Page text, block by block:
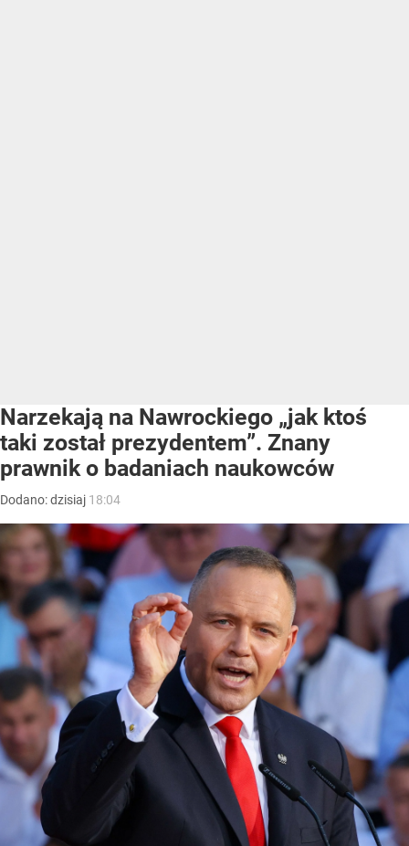
Narzekają na Nawrockiego „jak ktoś
taki został prezydentem”. Znany
prawnik o badaniach naukowców
Dodano:dzisiaj 18:04